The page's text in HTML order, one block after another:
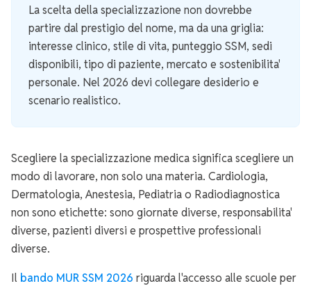
La scelta della specializzazione non dovrebbe
partire dal prestigio del nome, ma da una griglia:
interesse clinico, stile di vita, punteggio SSM, sedi
disponibili, tipo di paziente, mercato e sostenibilita'
personale. Nel 2026 devi collegare desiderio e
scenario realistico.
Scegliere la specializzazione medica significa scegliere un
modo di lavorare, non solo una materia. Cardiologia,
Dermatologia, Anestesia, Pediatria o Radiodiagnostica
non sono etichette: sono giornate diverse, responsabilita'
diverse, pazienti diversi e prospettive professionali
diverse.
Il bando MUR SSM 2026 riguarda l'accesso alle scuole per